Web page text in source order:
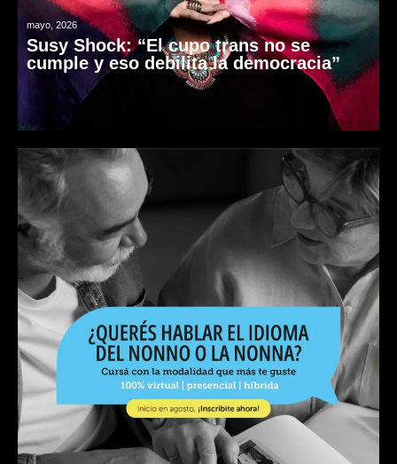
mayo, 2026
Susy Shock: “El cupo trans no se
cumple y eso debilita la democracia”